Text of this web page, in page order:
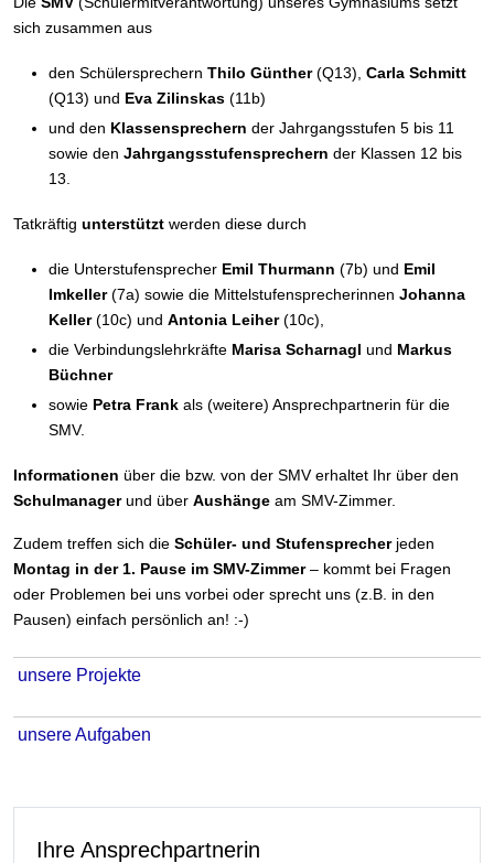
sich zusammen aus
den Schülersprechern Thilo Günther(Q13), Carla Schmitt
(Q13) und Eva Zilinskas (11b)
und den Klassensprechern der Jahrgangsstufen 5 bis 11
sowie den Jahrgangsstufensprechern der Klassen 12 bis
13.
Tatkräftig unterstützt werden diese durch
die Unterstufensprecher Emil Thurmann (7b) und Emil
Imkeller(7a) sowie die Mittelstufensprecherinnen Johanna
Keller(10c) und Antonia Leiher(10c),
die Verbindungslehrkräfte Marisa Scharnagl und Markus
Büchner
sowie Petra Frank als (weitere) Ansprechpartnerin für die
SMV.
Informationen über die bzw. von der SMV erhaltet Ihr über den
Schulmanagerund über Aushänge am SMV-Zimmer.
Zudem treffen sich die Schüler- und Stufensprecherjeden
Montag in der 1. Pause im SMV-Zimmer– kommt bei Fragen
oder Problemen bei uns vorbei oder sprecht uns (z.B. in den
Pausen) einfach persönlich an! :-)
unsere Projekte
unsere Aufgaben
Ihre Ansprechpartnerin